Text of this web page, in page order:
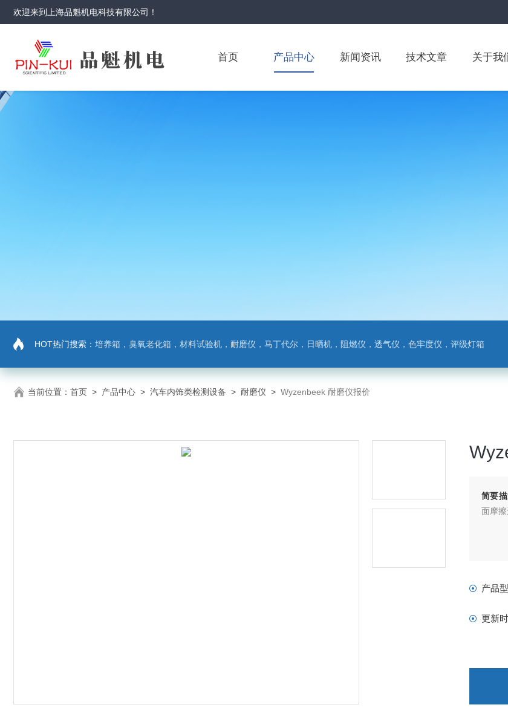
欢迎来到 上海品魁机电科技有限公司 ！
首页 产品中心 新闻资讯 技术文章 关于我
HOT热门搜索： 培养箱，臭氧老化箱，材料试验机，耐磨仪，马丁代尔，日晒机，阻燃仪，透气仪，色牢度仪，评级灯箱
当前位置： 首页 > 产品中心 > 汽车内饰类检测设备 > 耐磨仪 > Wyzenbeek 耐磨仪报价
简要
面摩
产品
更新